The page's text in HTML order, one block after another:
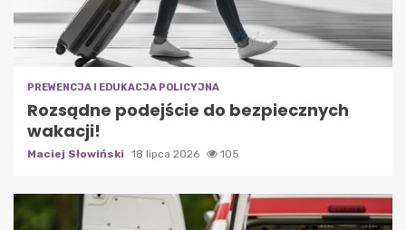
PREWENCJA I EDUKACJA POLICYJNA
Rozsądne podejście do bezpiecznych
wakacji!
Maciej Słowiński 18 lipca 2026 105